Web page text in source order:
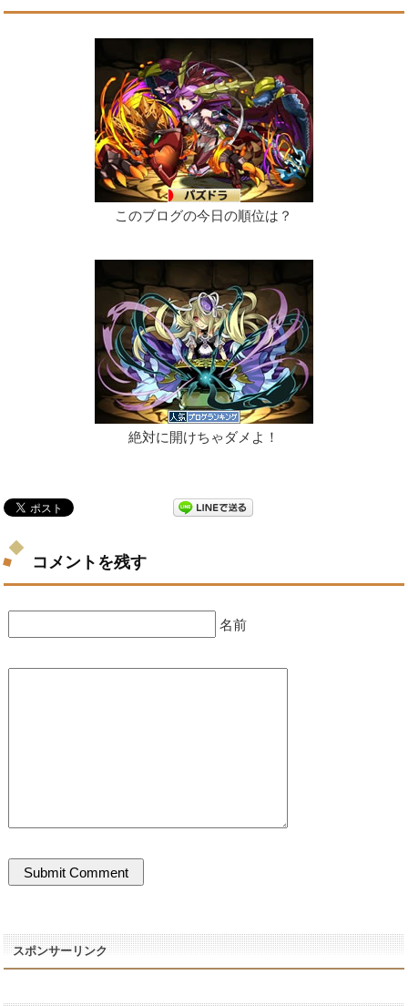
このブログの今日の順位は？
絶対に開けちゃダメよ！
コメントを残す
名前
スポンサーリンク